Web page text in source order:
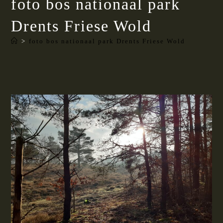
foto bos nationaal park
Drents Friese Wold
> foto bos nationaal park Drents Friese Wold